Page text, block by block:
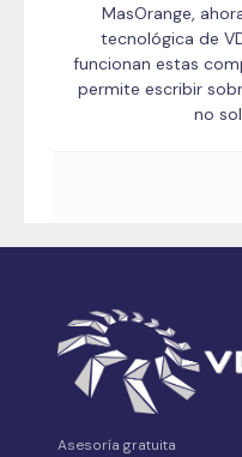
MasOrange,
tecnológica de
funcionan estas
permite escribir
no
Asesoría gratuita